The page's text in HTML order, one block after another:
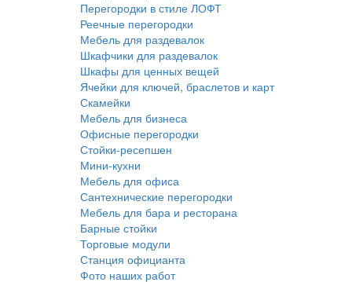
Перегородки в стиле ЛОФТ
Реечные перегородки
Мебель для раздевалок
Шкафчики для раздевалок
Шкафы для ценных вещей
Ячейки для ключей, браслетов и карт
Скамейки
Мебель для бизнеса
Офисные перегородки
Стойки-ресепшен
Мини-кухни
Мебель для офиса
Сантехнические перегородки
Мебель для бара и ресторана
Барные стойки
Торговые модули
Станция официанта
Фото наших работ